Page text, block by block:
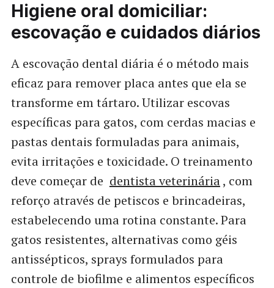
Higiene oral domiciliar:
escovação e cuidados diários
A escovação dental diária é o método mais
eficaz para remover placa antes que ela se
transforme em tártaro. Utilizar escovas
específicas para gatos, com cerdas macias e
pastas dentais formuladas para animais,
evita irritações e toxicidade. O treinamento
deve começar de dentista veterinária, com
reforço através de petiscos e brincadeiras,
estabelecendo uma rotina constante. Para
gatos resistentes, alternativas como géis
antissépticos, sprays formulados para
controle de biofilme e alimentos específicos